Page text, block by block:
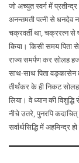
जो अच्युत स्वर्ग में
अनन्तमती पत्नी से धनदेव
चक्रवर्ती था, चक्ररत्न
किया। किसी समय
राज्य समर्पण कर सोलह
साथ-साथ पिता वङ्कासेन
तीर्थंकर के ही निकट
लिया। वे ध्यान की
नीचे उतरे, पुनरपि
सर्वार्थसिद्धि में अहमिन्द्र